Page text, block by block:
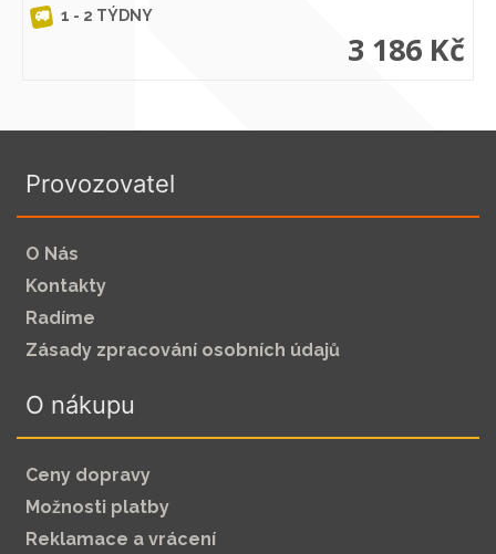
1 - 2 TÝDNY
3 186 Kč
Provozovatel
O Nás
Kontakty
Radíme
Zásady zpracování osobních údajů
O nákupu
Ceny dopravy
Možnosti platby
Reklamace a vrácení